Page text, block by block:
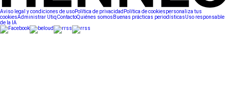
Aviso legal y condiciones de usoPolítica de privacidad Política de cookiespersonaliza tus
cookiesAdministrar UtiqContactoQuiénes somos Buenas prácticas periodísticasUso responsable
de la IA